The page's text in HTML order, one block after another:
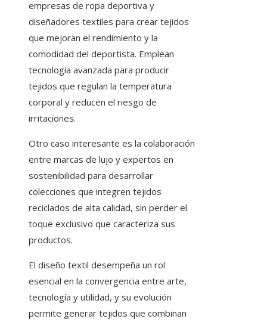
empresas de ropa deportiva y
diseñadores textiles para crear tejidos
que mejoran el rendimiento y la
comodidad del deportista. Emplean
tecnología avanzada para producir
tejidos que regulan la temperatura
corporal y reducen el riesgo de
irritaciones.
Otro caso interesante es la colaboración
entre marcas de lujo y expertos en
sostenibilidad para desarrollar
colecciones que integren tejidos
reciclados de alta calidad, sin perder el
toque exclusivo que caracteriza sus
productos.
El diseño textil desempeña un rol
esencial en la convergencia entre arte,
tecnología y utilidad, y su evolución
permite generar tejidos que combinan